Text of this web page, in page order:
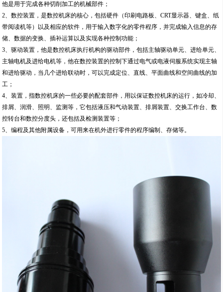
他是用于完成各种切削加工的机械部件；
2、数控装置，是数控机床的核心，包括硬件（印刷电路板、CRT显示器、键盒、纸
带阅读机等）以及相应的软件，用于输入数字化的零件程序，并完成输入信息的存
储、数据的变换、插补运算以及实现各种控制功能；
3、驱动装置，他是数控机床执行机构的驱动部件，包括主轴驱动单元、进给单元、
主轴电机及进给电机等，他在数控装置的控制下通过电气或电液伺服系统实现主轴
和进给驱动，当几个进给联动时，可以完成定位、直线、平面曲线和空间曲线的加
工；
4、装置，指数控机床的一些必要的配套部件，用以保证数控机床的运行，如冷却、
排屑、润滑、照明、监测等，它包括液压和气动装置、排屑装置、交换工作台、数
控转台和数控分度头，还包括及检测装置等；
5、编程及其他附属设备，可用来在机外进行零件的程序编制、存储等。